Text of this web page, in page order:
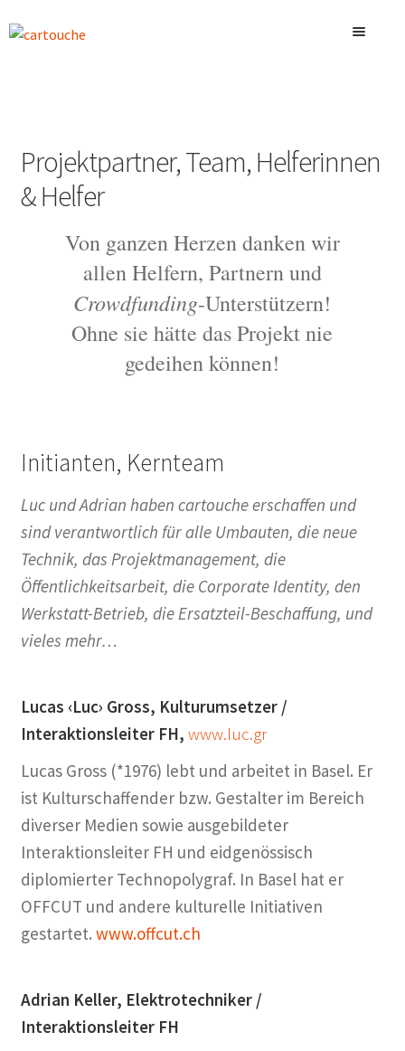
Skip
Skip
menu
child
Miete & Angebote
Expand
Projekt
Projektphasen
Projektpartner, Team, Helferinnen & Helfer
Intern
Kontakt
Projektpartner, Team, Helferinnen
& Helfer
Von ganzen Herzen danken wir
allen Helfern, Partnern und
Crowdfunding-Unterstützern!
Ohne sie hätte das Projekt nie
gedeihen können!
Initianten, Kernteam
Luc und Adrian haben cartouche erschaffen und
sind verantwortlich für alle Umbauten, die neue
Technik, das Projektmanagement, die
Öffentlichkeitsarbeit, die Corporate Identity, den
Werkstatt-Betrieb, die Ersatzteil-Beschaffung, und
vieles mehr…
Lucas ‹Luc› Gross, Kulturumsetzer /
Interaktionsleiter FH, www.luc.gr
Lucas Gross (*1976) lebt und arbeitet in Basel. Er
ist Kulturschaffender bzw. Gestalter im Bereich
diverser Medien sowie ausgebildeter
Interaktionsleiter FH und eidgenössisch
diplomierter Technopolygraf. In Basel hat er
OFFCUT und andere kulturelle Initiativen
gestartet. www.offcut.ch
Adrian Keller, Elektrotechniker /
Interaktionsleiter FH